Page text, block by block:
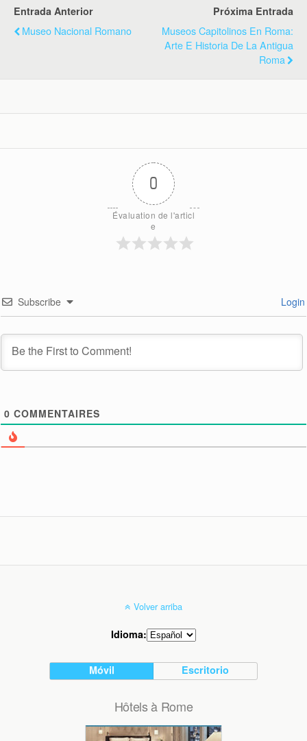
Entrada Anterior
Museo Nacional Romano
Próxima Entrada
Museos Capitolinos En Roma:
Arte E Historia De La Antigua
Roma
0
Évaluation de l'articl
e
Subscribe Login
0 COMMENTAIRES
Volver arriba
Idioma:
Móvil Escritorio
Hôtels à Rome